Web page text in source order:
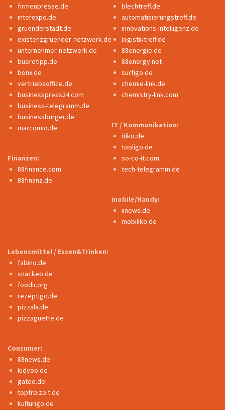
firmenpresse.de
interexpo.de
gruenderstadt.de
existenzgruender-netzwerk.de
unternehmer-netzwerk.de
buerotipp.de
bonx.de
vertriebsoffice.de
businesspress24.com
business-telegramm.de
businessburger.de
marcomio.de
Finanzen:
88finance.com
88finanz.de
blechtreff.de
automatisierungstreff.de
innovations-intelligenz.de
logistiktreff.de
88energie.de
88energy.net
surfigo.de
chemie-link.de
chemistry-link.com
IT / Kommunikation:
itiko.de
tooligo.de
so-co-it.com
tech-telegramm.de
mobile/Handy:
iinews.de
mobiliko.de
Lebensmittel / Essen&Trinken:
fabino.de
snackeo.de
foodir.org
rezeptigo.de
pizzala.de
pizzaguette.de
Consumer:
88news.de
kidyoo.de
gateo.de
topfreizeit.de
kulturigo.de